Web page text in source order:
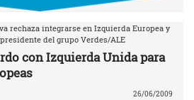
rechaza integrarse en Izquierda Europea y
del grupo Verdes/ALE
con Izquierda Unida para
26/06/2009